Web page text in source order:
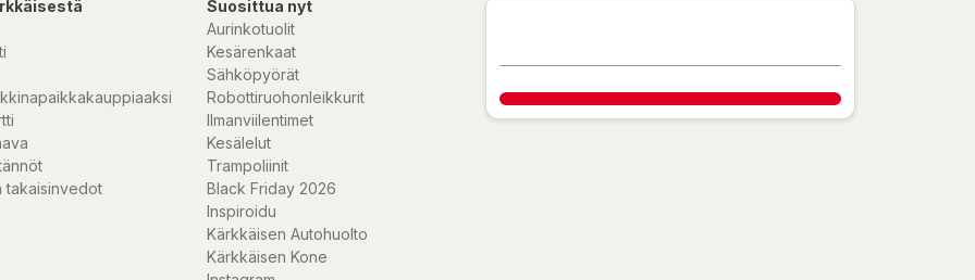
takaisinvedot
Suosittua nyt
Aurinkotuolit
Kesärenkaat
Sähköpyörät
Robottiruohonleikkurit
Ilmanviilentimet
Kesälelut
Trampoliinit
Black Friday 2026
Inspiroidu
Kärkkäisen Autohuolto
Kärkkäisen Kone